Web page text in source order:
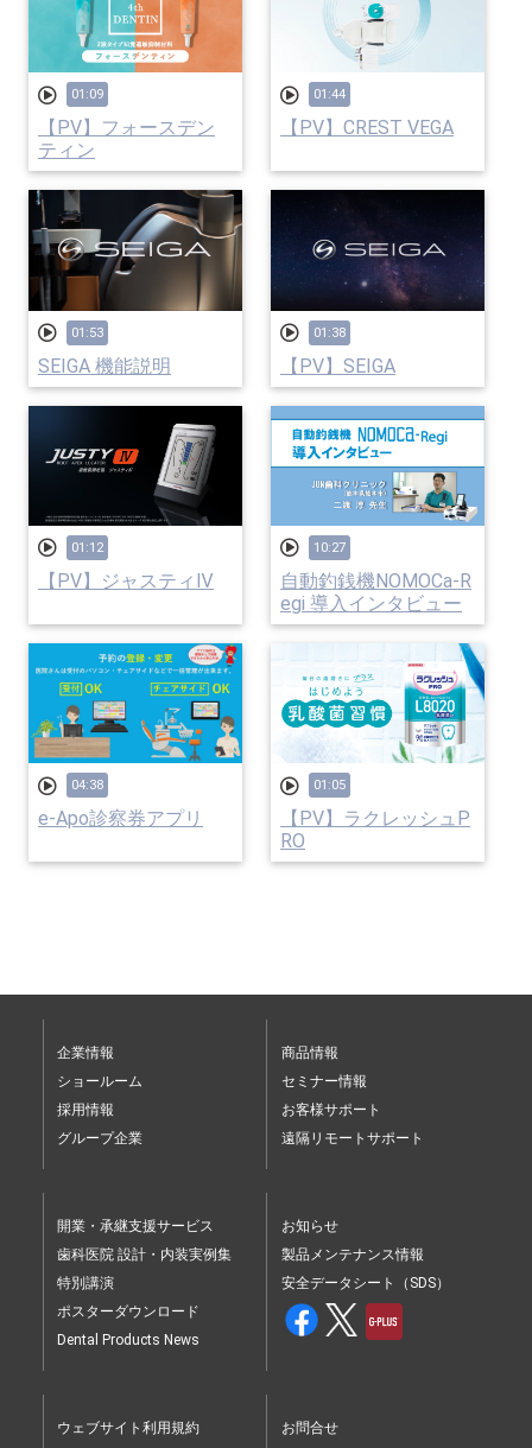
01:09
【PV】フォースデン
ティン
01:44
【PV】CREST VEGA
01:53
SEIGA 機能説明
01:38
【PV】SEIGA
01:12
【PV】ジャスティⅣ
10:27
自動釣銭機NOMOCa-R
egi 導入インタビュー
04:38
e-Apo診察券アプリ
01:05
【PV】ラクレッシュP
RO
企業情報
ショールーム
採用情報
グループ企業
商品情報
セミナー情報
お客様サポート
遠隔リモートサポート
開業・承継支援サービス
歯科医院 設計・内装実例集
特別講演
ポスターダウンロード
Dental Products News
お知らせ
製品メンテナンス情報
安全データシート（SDS）
ウェブサイト利用規約 お問合せ